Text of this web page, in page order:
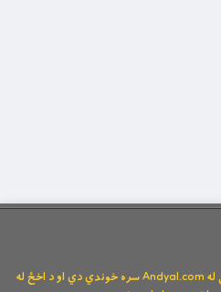
د وېبپاڼې ټولې توکیزې او مانیزې رښتې له Andyal.com سره خوندي دي او د اخځ له